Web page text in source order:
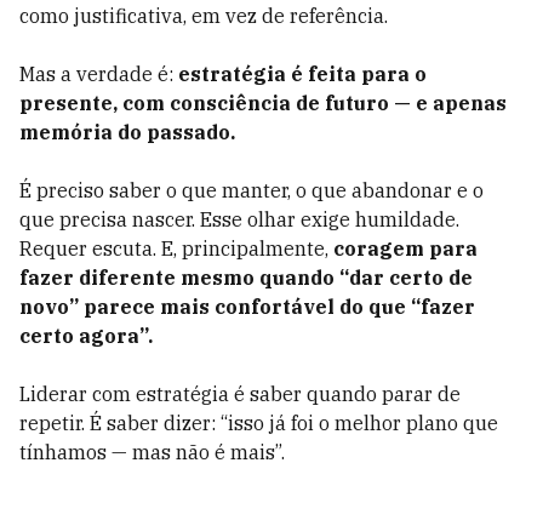
como justificativa, em vez de referência.
Mas a verdade é: estratégia é feita para o
presente, com consciência de futuro — e apenas
memória do passado.
É preciso saber o que manter, o que abandonar e o
que precisa nascer. Esse olhar exige humildade.
Requer escuta. E, principalmente, coragem para
fazer diferente mesmo quando “dar certo de
novo” parece mais confortável do que “fazer
certo agora”.
Liderar com estratégia é saber quando parar de
repetir. É saber dizer: “isso já foi o melhor plano que
tínhamos — mas não é mais”.